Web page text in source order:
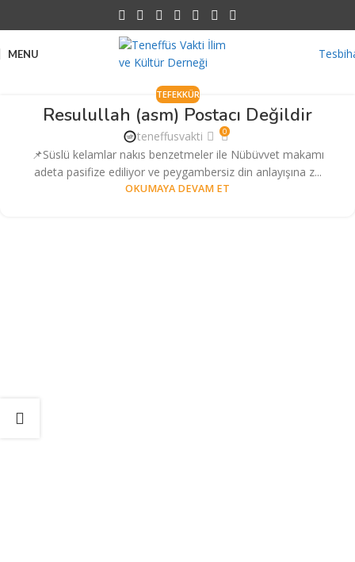
MENU
TEFEKKÜR
Resulullah (asm) Postacı Değildir
teneffusvakti 0
📌Süslü kelamlar nakıs benzetmeler ile Nübüvvet makamı
adeta pasifize ediliyor ve peygambersiz din anlayışına z...
OKUMAYA DEVAM ET